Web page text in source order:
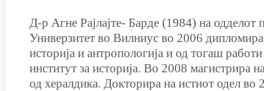
Д-р Агне Рајлајте- Барде (1984) на одделот
Универзитет во Вилниус во 2006
историја и антропологија и од тогаш
институт за историја. Во 2008 магистрира
од хералдика. Докторира на истиот одел во